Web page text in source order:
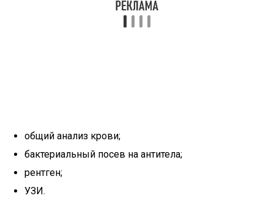
общий анализ крови;
бактериальный посев на антитела;
рентген;
УЗИ.